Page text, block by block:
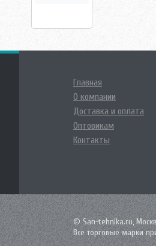
Главная
О компании
Доставка и оплата
Оптовикам
Контакты
© San-tehnika.ru,
Все торговые марки